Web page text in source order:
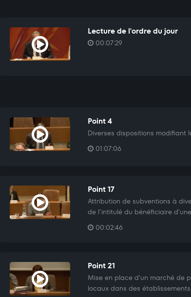
Lecture de l'ordre du jour
00:07:29
Point 4
Diverses dispositions modifiant
01:07:06
Point 17
Attribution de subventions à
de l'intitulé du bénéficiaire
00:02:46
Point 21
Mise en place d'un marché de
locaux dans des